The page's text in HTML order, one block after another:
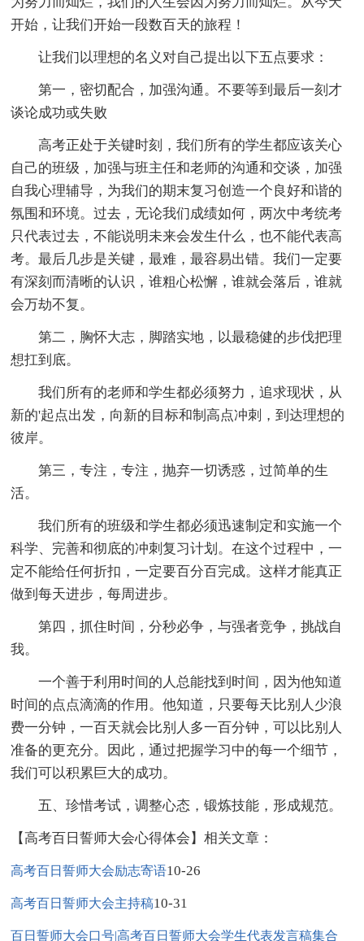
开始，让我们开始一段数百天的旅程！
让我们以理想的名义对自己提出以下五点要求：
第一，密切配合，加强沟通。不要等到最后一刻才
谈论成功或失败
高考正处于关键时刻，我们所有的学生都应该关心
自己的班级，加强与班主任和老师的沟通和交谈，加强
自我心理辅导，为我们的期末复习创造一个良好和谐的
氛围和环境。过去，无论我们成绩如何，两次中考统考
只代表过去，不能说明未来会发生什么，也不能代表高
考。最后几步是关键，最难，最容易出错。我们一定要
有深刻而清晰的认识，谁粗心松懈，谁就会落后，谁就
会万劫不复。
第二，胸怀大志，脚踏实地，以最稳健的步伐把理
想扛到底。
我们所有的老师和学生都必须努力，追求现状，从
新的'起点出发，向新的目标和制高点冲刺，到达理想的
彼岸。
第三，专注，专注，抛弃一切诱惑，过简单的生
活。
我们所有的班级和学生都必须迅速制定和实施一个
科学、完善和彻底的冲刺复习计划。在这个过程中，一
定不能给任何折扣，一定要百分百完成。这样才能真正
做到每天进步，每周进步。
第四，抓住时间，分秒必争，与强者竞争，挑战自
我。
一个善于利用时间的人总能找到时间，因为他知道
时间的点点滴滴的作用。他知道，只要每天比别人少浪
费一分钟，一百天就会比别人多一百分钟，可以比别人
准备的更充分。因此，通过把握学习中的每一个细节，
我们可以积累巨大的成功。
五、珍惜考试，调整心态，锻炼技能，形成规范。
【高考百日誓师大会心得体会】相关文章：
高考百日誓师大会励志寄语10-26
高考百日誓师大会主持稿10-31
百日誓师大会口号|高考百日誓师大会学生代表发言稿集合